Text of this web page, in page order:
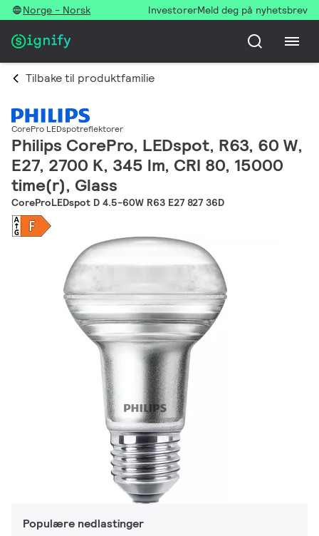
Norge - Norsk InvestorerMeld deg på nyhetsbrev
Tilbake til produktfamilie
CorePro LEDspotreflektorer
Philips CorePro, LEDspot, R63, 60 W,
E27, 2700 K, 345 lm, CRI 80, 15000
time(r), Glass
CoreProLEDspot D 4.5-60W R63 E27 827 36D
Populære nedlastinger